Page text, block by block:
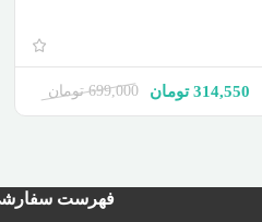
699,000 تومان 314,550 تومان
فهرست